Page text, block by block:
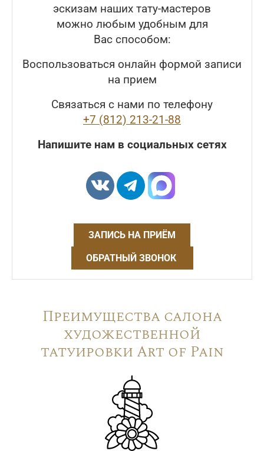
эскизам наших тату-мастеров
можно любым удобным для
Вас способом:
Воспользоваться онлайн формой записи
на прием
Связаться с нами по телефону
+7 (812) 213-21-88
Напишите нам в социальных сетях
ЗАПИСЬ НА ПРИЁМ
ОБРАТНЫЙ ЗВОНОК
Преимущества салона
художественной
татуировки Art of Pain